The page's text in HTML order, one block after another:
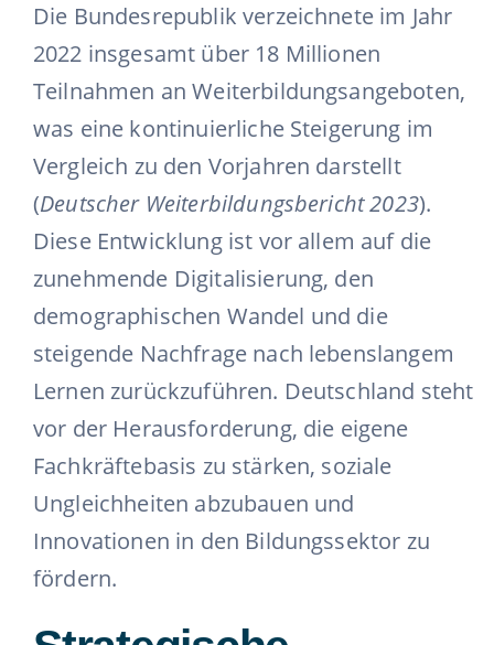
Die Bundesrepublik verzeichnete im Jahr
2022 insgesamt über 18 Millionen
Teilnahmen an Weiterbildungsangeboten,
was eine kontinuierliche Steigerung im
Vergleich zu den Vorjahren darstellt
(Deutscher Weiterbildungsbericht 2023).
Diese Entwicklung ist vor allem auf die
zunehmende Digitalisierung, den
demographischen Wandel und die
steigende Nachfrage nach lebenslangem
Lernen zurückzuführen. Deutschland steht
vor der Herausforderung, die eigene
Fachkräftebasis zu stärken, soziale
Ungleichheiten abzubauen und
Innovationen in den Bildungssektor zu
fördern.